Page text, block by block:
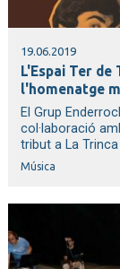
19.06.2019
L'Espai Ter
l'homenatge
El Grup
col·laboració
tribut a La
Música